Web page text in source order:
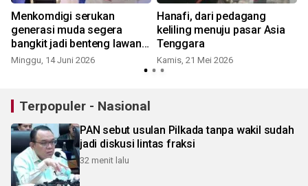
Menkomdigi serukan
generasi muda segera
bangkit jadi benteng lawan
kejahatan digital
Minggu, 14 Juni 2026
Hanafi, dari pedagang
keliling menuju pasar Asia
Tenggara
Kamis, 21 Mei 2026
Terpopuler - Nasional
PAN sebut usulan Pilkada tanpa wakil sudah
jadi diskusi lintas fraksi
32 menit lalu